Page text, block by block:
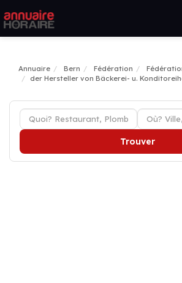
Annuaire Bern Fédération
der Hersteller von Bäckerei- u.
Trouver